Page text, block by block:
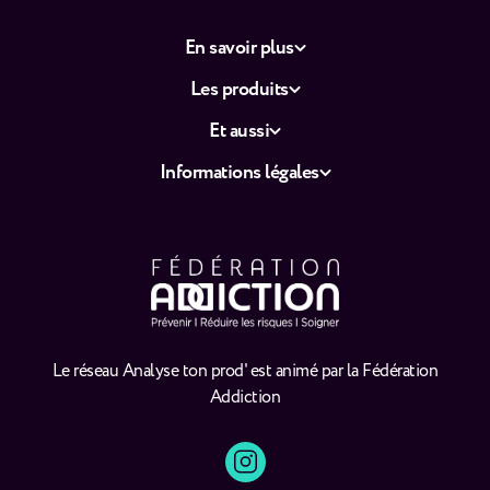
Le réseau Analyse ton prod' est animé par la Fédération
Addiction
En savoir plus
Les produits
Et aussi
Informations légales